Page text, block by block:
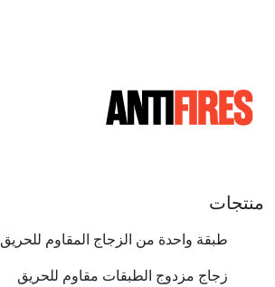
منتجات
طبقة واحدة من الزجاج المقاوم للحريق
زجاج مزدوج الطبقات مقاوم للحريق